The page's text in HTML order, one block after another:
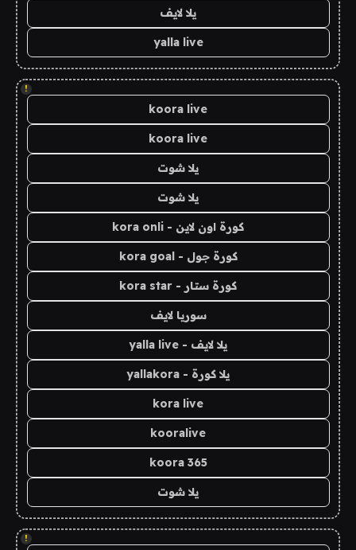
يلا لايف
yalla live
!
koora live
koora live
يلا شوت
يلا شوت
كورة اون لاين - kora onli
كورة جول - kora goal
كورة ستار - kora star
سوريا لايف
يلا لايف - yalla live
يلا كورة - yallakora
kora live
kooralive
koora 365
يلا شوت
!